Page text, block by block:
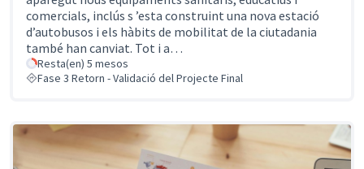
comercials, inclús s ’esta construint una nova estació
d’autobusos i els hàbits de mobilitat de la ciutadania
també han canviat. Tot i a…
Resta(en) 5 mesos
Fase 3 Retorn - Validació del Projecte Final